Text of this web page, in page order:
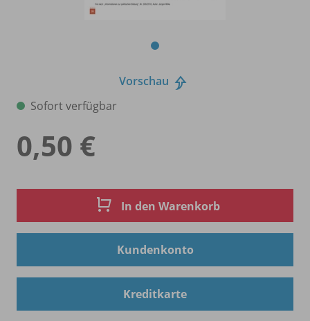
Vorschau
Sofort verfügbar
0,50 €
In den Warenkorb
Kundenkonto
Kreditkarte